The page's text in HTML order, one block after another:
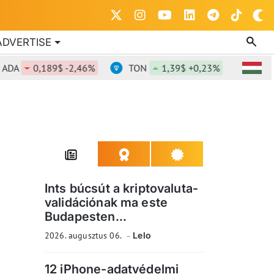
0,189$ -2,46% TON 1,39$ +0,23% DOT
Ints búcsút a kriptovaluta-
validációnak ma este
Budapesten...
2026. augusztus 06. Lelo
12 iPhone-adatvédelmi